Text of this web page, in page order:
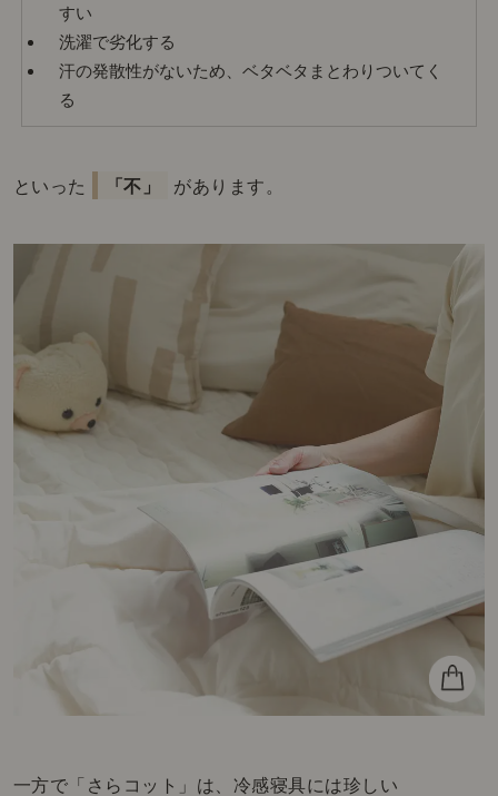
すい
洗濯で劣化する
汗の発散性がないため、ベタベタまとわりついてく
る
といった 「不」 があります。
一方で「さらコット」は、冷感寝具には珍しい